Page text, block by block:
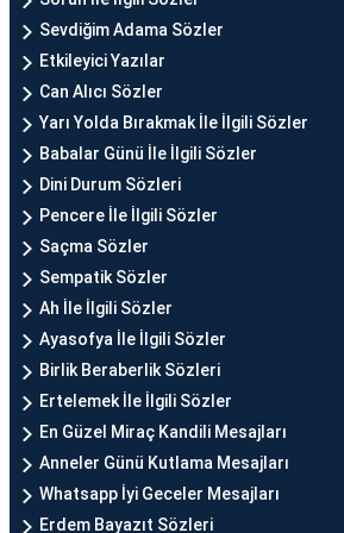
Sevdiğim Adama Sözler
Etkileyici Yazılar
Can Alıcı Sözler
Yarı Yolda Bırakmak İle İlgili Sözler
Babalar Günü İle İlgili Sözler
Dini Durum Sözleri
Pencere İle İlgili Sözler
Saçma Sözler
Sempatik Sözler
Ah İle İlgili Sözler
Ayasofya İle İlgili Sözler
Birlik Beraberlik Sözleri
Ertelemek İle İlgili Sözler
En Güzel Miraç Kandili Mesajları
Anneler Günü Kutlama Mesajları
Whatsapp İyi Geceler Mesajları
Erdem Bayazıt Sözleri